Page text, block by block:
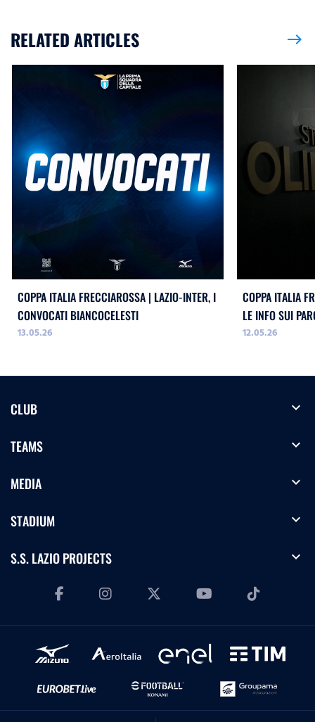
RELATED ARTICLES east
COPPA ITALIA FRECCIAROSSA | LAZIO-INTER, I
CONVOCATI BIANCOCELESTI
13.05.26
COPPA ITALIA
LE INFO SUI
12.05.26
CLUB expand_more
TEAMS expand_more
MEDIA expand_more
STADIUM expand_more
S.S. LAZIO PROJECTS expand_more